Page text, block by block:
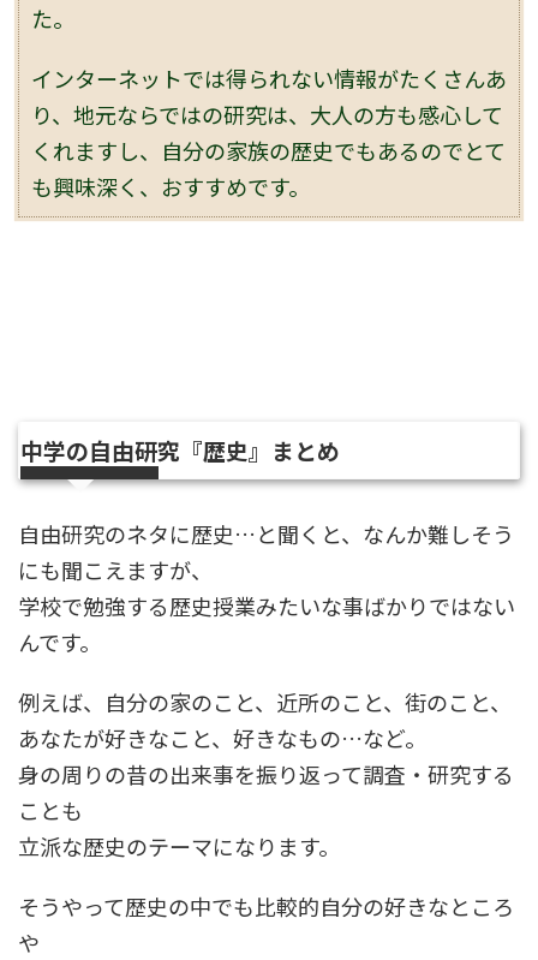
た。
インターネットでは得られない情報がたくさんあ
り、地元ならではの研究は、大人の方も感心して
くれますし、自分の家族の歴史でもあるのでとて
も興味深く、おすすめです。
中学の自由研究『歴史』まとめ
自由研究のネタに歴史…と聞くと、なんか難しそう
にも聞こえますが、
学校で勉強する歴史授業みたいな事ばかりではない
んです。
例えば、自分の家のこと、近所のこと、街のこと、
あなたが好きなこと、好きなもの…など。
身の周りの昔の出来事を振り返って調査・研究する
ことも
立派な歴史のテーマになります。
そうやって歴史の中でも比較的自分の好きなところ
や